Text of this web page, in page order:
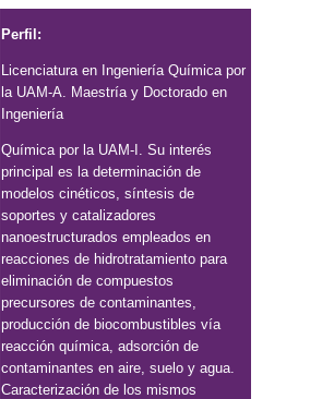
Perfil:
Licenciatura en Ingeniería Química por
la UAM-A. Maestría y Doctorado en
Ingeniería
Química por la UAM-I. Su interés
principal es la determinación de
modelos cinéticos, síntesis de
soportes y catalizadores
nanoestructurados empleados en
reacciones de hidrotratamiento para
eliminación de compuestos
precursores de contaminantes,
producción de biocombustibles vía
reacción química, adsorción de
contaminantes en aire, suelo y agua.
Caracterización de los mismos